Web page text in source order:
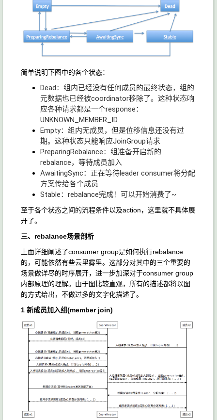
简单说明下图中的各个状态：
Dead：组内已经没有任何成员的最终状态，组的
元数据也已经被coordinator移除了。这种状态响
应各种请求都是一个response：
UNKNOWN_MEMBER_ID
Empty：组内无成员，但是位移信息还没有过
期。这种状态只能响应JoinGroup请求
PreparingRebalance：组准备开启新的
rebalance，等待成员加入
AwaitingSync：正在等待leader consumer将分配
方案传给各个成员
Stable：rebalance完成！可以开始消费了~
至于各个状态之间的流程条件以及action，这里就不具体展
开了。
三、rebalance场景剖析
上面详细阐述了consumer group是如何执行rebalance
的，可能依然有些云里雾里。这部分对其中的三个重要的
场景做详尽的时序展开，进一步加深对于consumer group
内部原理的理解。由于图比较直观，所有的描述都将以图
的方式给出，不做过多的文字化描述了。
1 新成员加入组(member join)